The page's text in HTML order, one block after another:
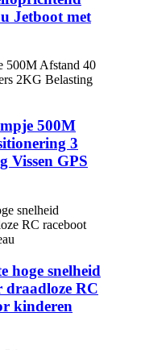
Jetboot met
500M
3
Vissen GPS
hoge snelheid
draadloze RC
kinderen